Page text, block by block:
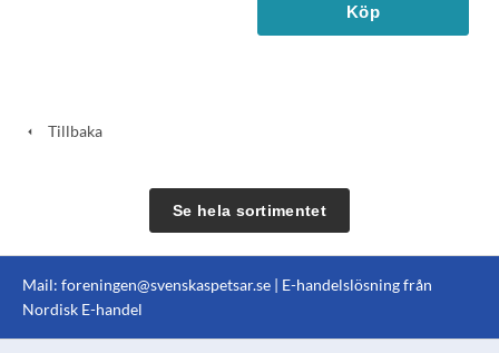
Köp
Tillbaka
Se hela sortimentet
Mail: foreningen@svenskaspetsar.se | E-handelslösning från
Nordisk E-handel